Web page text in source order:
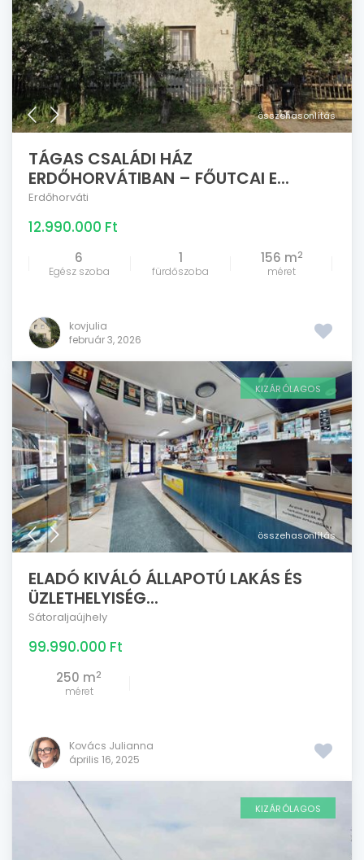
összehasonlítás
TÁGAS CSALÁDI HÁZ
ERDŐHORVÁTIBAN – FŐUTCAI E...
Erdőhorváti
12.990.000 Ft
6
Egész szoba
1
fürdőszoba
156 m2
méret
kovjulia
február 3, 2026
összehasonlítás
KIZÁRÓLAGOS
ELADÓ KIVÁLÓ ÁLLAPOTÚ LAKÁS ÉS
ÜZLETHELYISÉG...
Sátoraljaújhely
99.990.000 Ft
250 m2
méret
Kovács Julianna
április 16, 2025
KIZÁRÓLAGOS